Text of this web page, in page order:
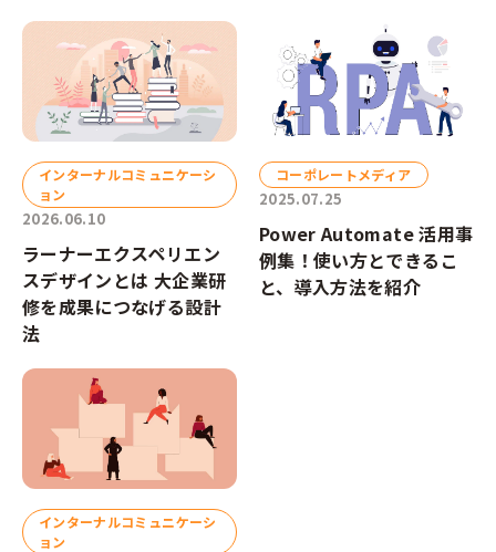
インターナルコミュニケーシ
ョン
2026.06.10
ラーナーエクスペリエン
スデザインとは 大企業研
修を成果につなげる設計
法
コーポレートメディア
2025.07.25
Power Automate 活用事
例集！使い方とできるこ
と、導入方法を紹介
インターナルコミュニケーシ
ョン